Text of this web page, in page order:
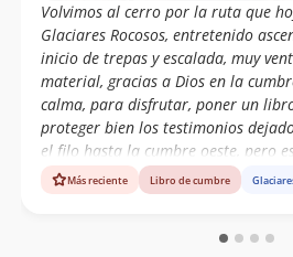
Volvimos al cerro por la ruta que
Glaciares Rocosos, entretenido
inicio de trepas y escalada, muy
material, gracias a Dios en la
calma, para disfrutar, poner un
proteger bien los testimonios
el filo hasta la cumbre oeste, pero
por seguridad nos volvimos, pero el
debe seguir ahí, por si alguien se
Más reciente Libro de cumbre